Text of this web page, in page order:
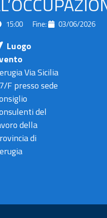
5
febbraio
2018
15:00 Fine: 03/06/2026
5
febbraio
2018
Luogo
Via Sicilia
F presso sede
del
della
di